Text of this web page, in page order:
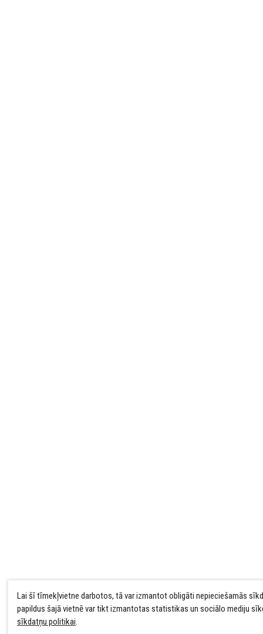
Lai šī tīmekļvietne darbotos, tā var izmantot obligāti nepieciešamās
papildus šajā vietnē var tikt izmantotas statistikas un sociālo mediju
sīkdatņu politikai